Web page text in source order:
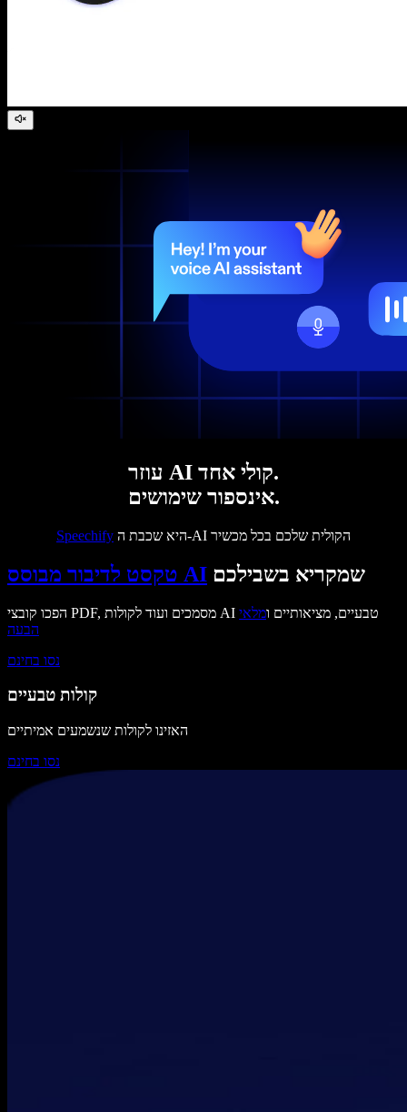
עוזר AI קולי אחד.
אינספור שימושים.
Speechify היא שכבת ה-AI הקולית שלכם בכל מכשיר
טקסט לדיבור מבוסס AI שמקריא בשבילכם
הפכו קובצי PDF, מסמכים ועוד לקולות AI טבעיים, מציאותיים ומלאי
הבעה
נסו בחינם
קולות טבעיים
האזינו לקולות שנשמעים אמיתיים
נסו בחינם